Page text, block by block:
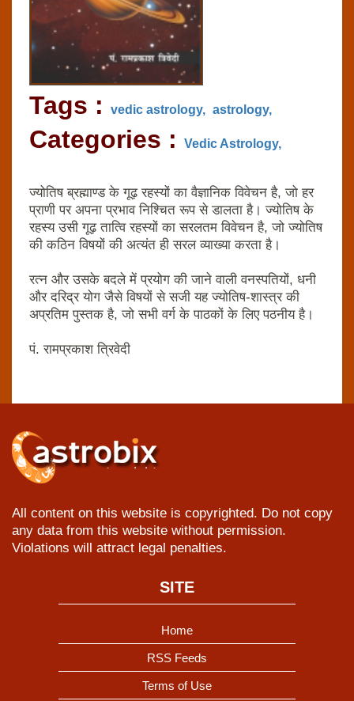
Tags : vedic astrology, astrology,
Categories : Vedic Astrology,
ज्‍योतिष ब्रह्माण्‍ड के गूढ़ रहस्‍यों का वैज्ञानिक विवेचन है, जो हर
प्राणी पर अपना प्रभाव निश्चित रूप से डालता है। ज्‍योतिष के
रहस्‍य उसी गूढ़ तात्वि रहस्‍यों का सरलतम विवेचन है, जो ज्‍योतिष
की कठिन विषयों की अत्‍यंत ही सरल व्‍याख्‍या करता है।
रत्‍न और उसके बदले में प्रयोग की जाने वाली वनस्‍पतियों, धनी
और दरिद्र योग जैसे विषयों से सजी यह ज्‍योतिष-शास्‍त्र की
अप्रतिम पुस्‍तक है, जो सभी वर्ग के पाठकों के लिए पठनीय है।
पं. रामप्रकाश त्रिवेदी
All content on this website is copyrighted. Do not copy
any data from this website without permission.
Violations will attract legal penalties.
SITE
Home
RSS Feeds
Terms of Use